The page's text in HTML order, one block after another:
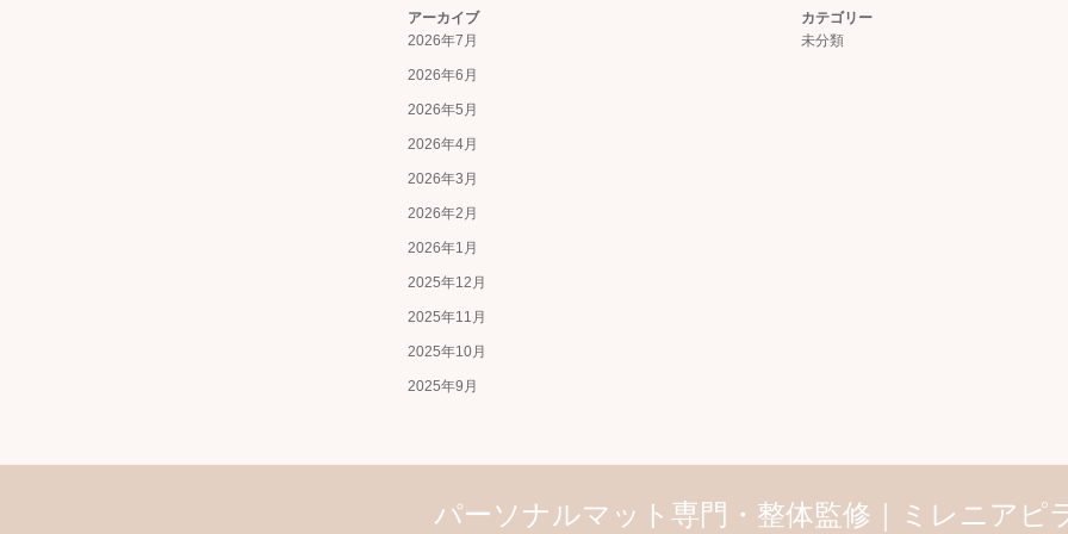
アーカイブ
2026年7月
2026年6月
2026年5月
2026年4月
2026年3月
2026年2月
2026年1月
2025年12月
2025年11月
2025年10月
2025年9月
カテゴリー
未分類
パーソナルマット専門・整体監修｜ミレニアピ